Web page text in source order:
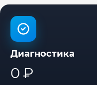
Диагностика
0 ₽